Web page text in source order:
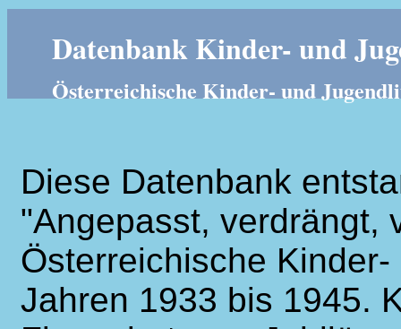
Datenbank Kinder- und
Österreichische Kinder- und
Diese Datenbank
"Angepasst, verdrängt,
Österreichische
Jahren 1933 bis 1945.